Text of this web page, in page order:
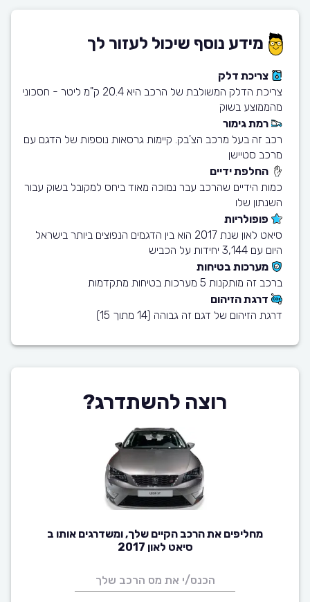
מידע נוסף שיכול לעזור לך
צריכת דלק
צריכת הדלק המשולבת של הרכב היא 20.4 ק"מ ליטר - חסכוני
מהממוצע בשוק
רמת גימור
רכב זה בעל מרכב הצ'בק. קיימות גרסאות נוספות של הדגם עם
מרכב סטיישן
החלפת ידיים
כמות הידיים שהרכב עבר נמוכה מאוד ביחס למקובל בשוק עבור
השנתון שלו
פופולריות
סיאט לאון שנת 2017 הוא בין הדגמים הנפוצים ביותר בישראל
היום עם 3,144 יחידות על הכביש
מערכות בטיחות
ברכב זה מותקנות 5 מערכות בטיחות מתקדמות
דרגת הזיהום
דרגת הזיהום של דגם זה גבוהה (14 מתוך 15)
רוצה להשתדרג?
מחליפים את הרכב הקיים שלך, ומשדרגים אותו ב
סיאט לאון 2017